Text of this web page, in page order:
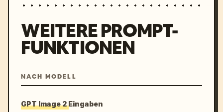
WEITERE PROMPT-
FUNKTIONEN
NACH MODELL
GPT Image 2 Eingaben